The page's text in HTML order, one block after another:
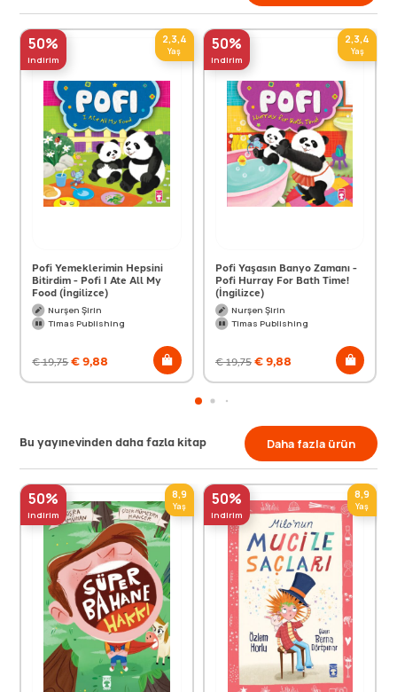
50%
indirim
2,3,4
Yaş
Pofi Yemeklerimin Hepsini
Bitirdim - Pofi I Ate All My
Food (İngilizce)
Nurşen Şirin
Timas Publishing
€19,75€9,88
50%
indirim
2,3,4
Yaş
Pofi Yaşasın Banyo Zamanı -
Pofi Hurray For Bath Time!
(İngilizce)
Nurşen Şirin
Timas Publishing
€19,75€9,88
Bu yayınevinden daha fazla kitap Daha fazla ürün
50%
indirim
8,9
Yaş 50%
indirim
8,9
Yaş